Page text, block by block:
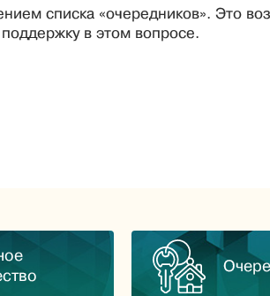
списка «очередников». Это
в этом вопросе.